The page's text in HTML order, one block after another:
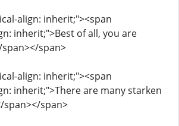
align: inherit;"><span
inherit;">Best of all, you are
span>
align: inherit;"><span
inherit;">There are many starken
span>